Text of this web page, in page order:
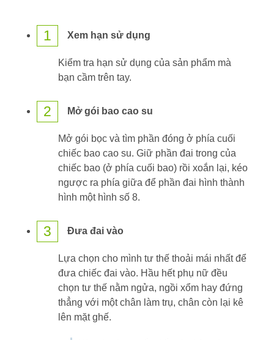
1 Xem hạn sử dụng
Kiểm tra hạn sử dụng của sản phẩm mà
bạn cầm trên tay.
2 Mở gói bao cao su
Mở gói bọc và tìm phần đóng ở phía cuối
chiếc bao cao su. Giữ phần đai trong của
chiếc bao (ở phía cuối bao) rồi xoắn lại, kéo
ngược ra phía giữa để phần đai hình thành
hình một hình số 8.
3 Đưa đai vào
Lựa chọn cho mình tư thế thoải mái nhất để
đưa chiếc đai vào. Hầu hết phụ nữ đều
chọn tư thế nằm ngửa, ngồi xổm hay đứng
thẳng với một chân làm trụ, chân còn lại kê
lên mặt ghế.